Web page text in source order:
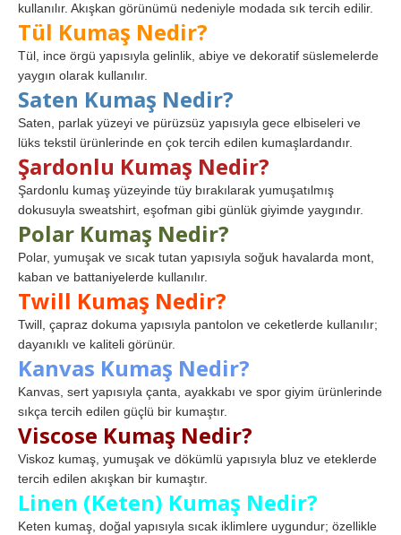
kullanılır. Akışkan görünümü nedeniyle modada sık tercih edilir.
Tül Kumaş Nedir?
Tül, ince örgü yapısıyla gelinlik, abiye ve dekoratif süslemelerde
yaygın olarak kullanılır.
Saten Kumaş Nedir?
Saten, parlak yüzeyi ve pürüzsüz yapısıyla gece elbiseleri ve
lüks tekstil ürünlerinde en çok tercih edilen kumaşlardandır.
Şardonlu Kumaş Nedir?
Şardonlu kumaş yüzeyinde tüy bırakılarak yumuşatılmış
dokusuyla sweatshirt, eşofman gibi günlük giyimde yaygındır.
Polar Kumaş Nedir?
Polar, yumuşak ve sıcak tutan yapısıyla soğuk havalarda mont,
kaban ve battaniyelerde kullanılır.
Twill Kumaş Nedir?
Twill, çapraz dokuma yapısıyla pantolon ve ceketlerde kullanılır;
dayanıklı ve kaliteli görünür.
Kanvas Kumaş Nedir?
Kanvas, sert yapısıyla çanta, ayakkabı ve spor giyim ürünlerinde
sıkça tercih edilen güçlü bir kumaştır.
Viscose Kumaş Nedir?
Viskoz kumaş, yumuşak ve dökümlü yapısıyla bluz ve eteklerde
tercih edilen akışkan bir kumaştır.
Linen (Keten) Kumaş Nedir?
Keten kumaş, doğal yapısıyla sıcak iklimlere uygundur; özellikle